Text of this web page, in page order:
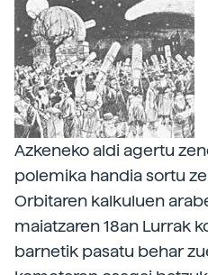
Azkeneko aldi agertu
polemika handia sortu
Orbitaren kalkuluen
maiatzaren 18an Lurrak
barnetik pasatu behar